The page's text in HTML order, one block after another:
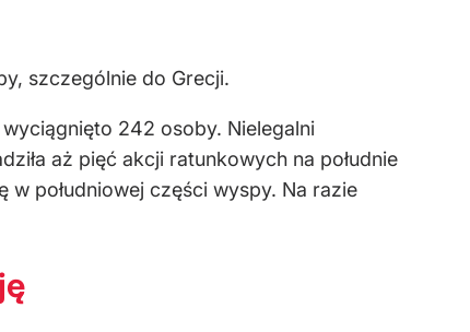
szczególnie do Grecji.
242 osoby. Nielegalni
aż pięć akcji ratunkowych na południe
południowej części wyspy. Na razie